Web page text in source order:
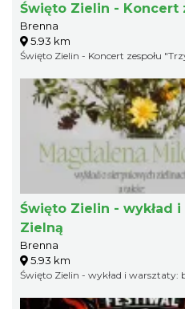
Święto Zielin - Koncert
Brenna
5.93 km
Święto Zielin - Koncert zespołu
Święto Zielin - wykład
Zielną
Brenna
5.93 km
Święto Zielin - wykład i warsztaty: